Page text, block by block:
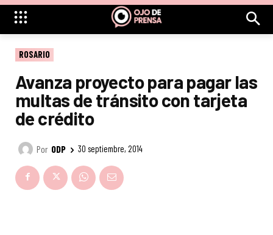
ROSARIO
Avanza proyecto para pagar las
multas de tránsito con tarjeta
de crédito
Por ODP 30 septiembre, 2014